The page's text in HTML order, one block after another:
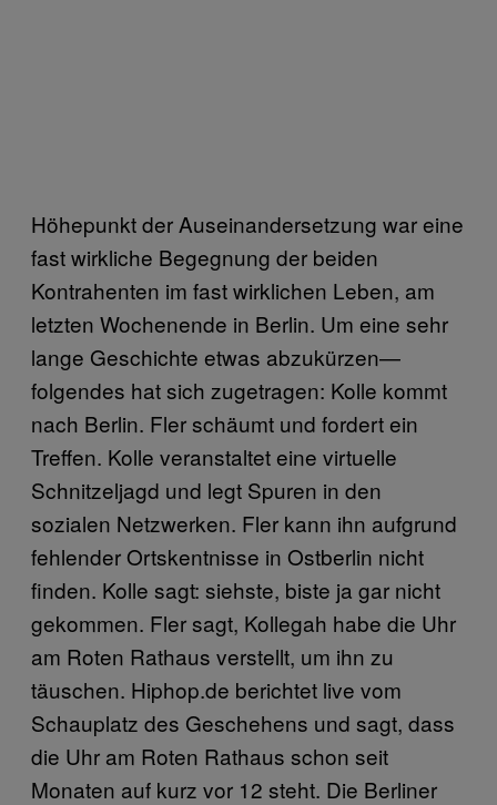
Höhepunkt der Auseinandersetzung war eine
fast wirkliche Begegnung der beiden
Kontrahenten im fast wirklichen Leben, am
letzten Wochenende in Berlin. Um eine sehr
lange Geschichte etwas abzukürzen—
folgendes hat sich zugetragen: Kolle kommt
nach Berlin. Fler schäumt und fordert ein
Treffen. Kolle veranstaltet eine virtuelle
Schnitzeljagd und legt Spuren in den
sozialen Netzwerken. Fler kann ihn aufgrund
fehlender Ortskentnisse in Ostberlin nicht
finden. Kolle sagt: siehste, biste ja gar nicht
gekommen. Fler sagt, Kollegah habe die Uhr
am Roten Rathaus verstellt, um ihn zu
täuschen. Hiphop.de berichtet live vom
Schauplatz des Geschehens und sagt, dass
die Uhr am Roten Rathaus schon seit
Monaten auf kurz vor 12 steht. Die Berliner